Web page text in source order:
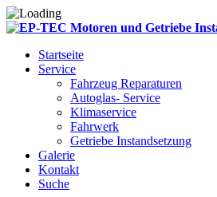
Startseite
Service
Fahrzeug Reparaturen
Autoglas- Service
Klimaservice
Fahrwerk
Getriebe Instandsetzung
Galerie
Kontakt
Suche